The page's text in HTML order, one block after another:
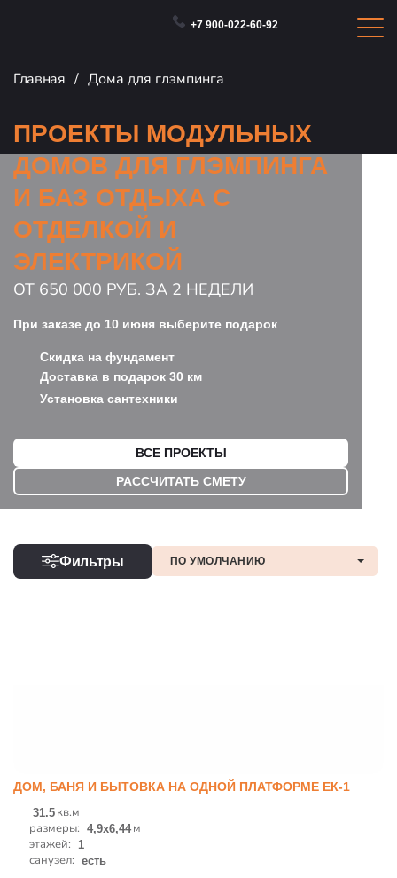
+7 900-022-60-92
Главная Дома для глэмпинга
ПРОЕКТЫ МОДУЛЬНЫХ
ДОМОВ ДЛЯ ГЛЭМПИНГА
И БАЗ ОТДЫХА С
ОТДЕЛКОЙ И
ЭЛЕКТРИКОЙ
ОТ 650 000 РУБ. ЗА 2 НЕДЕЛИ
При заказе до 10 июня выберите подарок
Скидка на фундамент
Доставка в подарок 30 км
Установка сантехники
ВСЕ ПРОЕКТЫ
РАССЧИТАТЬ СМЕТУ
Фильтры
ДОМ, БАНЯ И БЫТОВКА НА ОДНОЙ ПЛАТФОРМЕ ЕК-1
31.5 кв.м
размеры: 4,9х6,44 м
этажей:
1
санузел: есть